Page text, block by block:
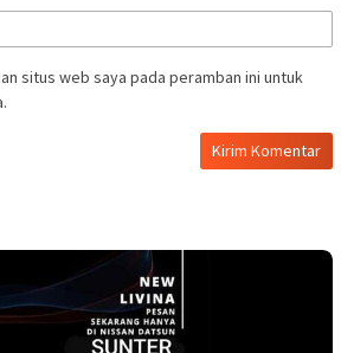
situs web saya pada peramban ini untuk